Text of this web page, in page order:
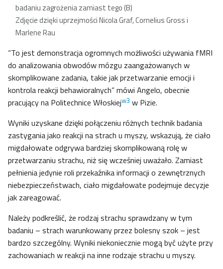
badaniu zagrożenia zamiast tego (B)
Zdjęcie dzięki uprzejmości Nicola Graf, Cornelius Gross i
Marlene Rau
“To jest demonstracja ogromnych możliwości używania fMRI
do analizowania obwodów mózgu zaangażowanych w
skomplikowane zadania, takie jak przetwarzanie emocji i
kontrola reakcji behawioralnych” mówi Angelo, obecnie
pracujący na Politechnice Włoskiejw3 w Pizie.
Wyniki uzyskane dzięki połączeniu różnych technik badania
zastygania jako reakcji na strach u myszy, wskazują, że ciało
migdałowate odgrywa bardziej skomplikowaną rolę w
przetwarzaniu strachu, niż się wcześniej uważało. Zamiast
pełnienia jedynie roli przekaźnika informacji o zewnętrznych
niebezpieczeństwach, ciało migdałowate podejmuje decyzje
jak zareagować.
Należy podkreślić, że rodzaj strachu sprawdzany w tym
badaniu – strach warunkowany przez bolesny szok – jest
bardzo szczególny. Wyniki niekoniecznie mogą być użyte przy
zachowaniach w reakcji na inne rodzaje strachu u myszy.